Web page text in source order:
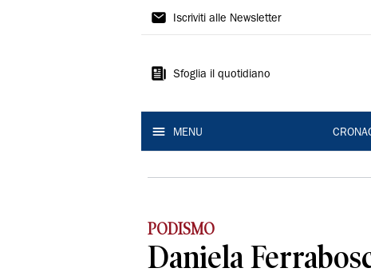
Gazzetta
Reggio
Iscriviti alle Newsletter
Sfoglia il quotidiano
MENU
PODISMO
Daniela